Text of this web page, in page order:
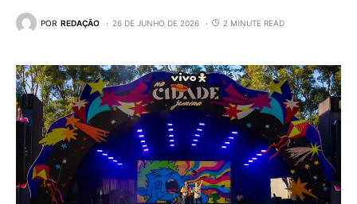
POR REDAÇÃO 26 DE JUNHO DE 2026 2 MINUTE READ